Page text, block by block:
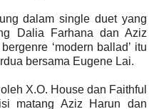
dalam single duet yang
Dalia Farhana dan Aziz
‘modern ballad’ itu
bersama Eugene Lai.
X.O. House dan Faithful
matang Aziz Harun dan